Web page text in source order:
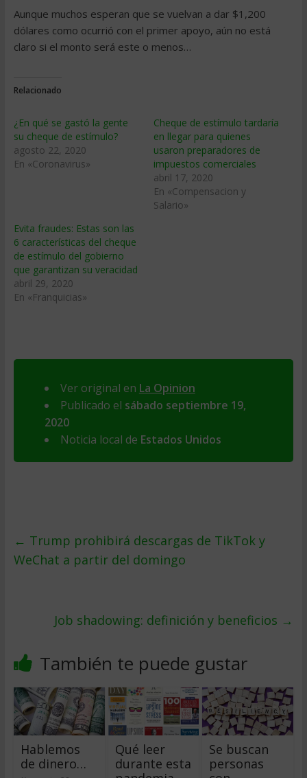
Aunque muchos esperan que se vuelvan a dar $1,200
dólares como ocurrió con el primer apoyo, aún no está
claro si el monto será este o menos…
Relacionado
¿En qué se gastó la gente
su cheque de estímulo?
agosto 22, 2020
En «Coronavirus»
Cheque de estímulo tardaría
en llegar para quienes
usaron preparadores de
impuestos comerciales
abril 17, 2020
En «Compensacion y
Salario»
Evita fraudes: Estas son las
6 características del cheque
de estímulo del gobierno
que garantizan su veracidad
abril 29, 2020
En «Franquicias»
Ver original en La Opinion
Publicado el sábado septiembre 19,
2020
Noticia local de Estados Unidos
← Trump prohibirá descargas de TikTok y
WeChat a partir del domingo
Job shadowing: definición y beneficios →
También te puede gustar
Hablemos
de dinero…
Qué leer
durante esta
Se buscan
personas